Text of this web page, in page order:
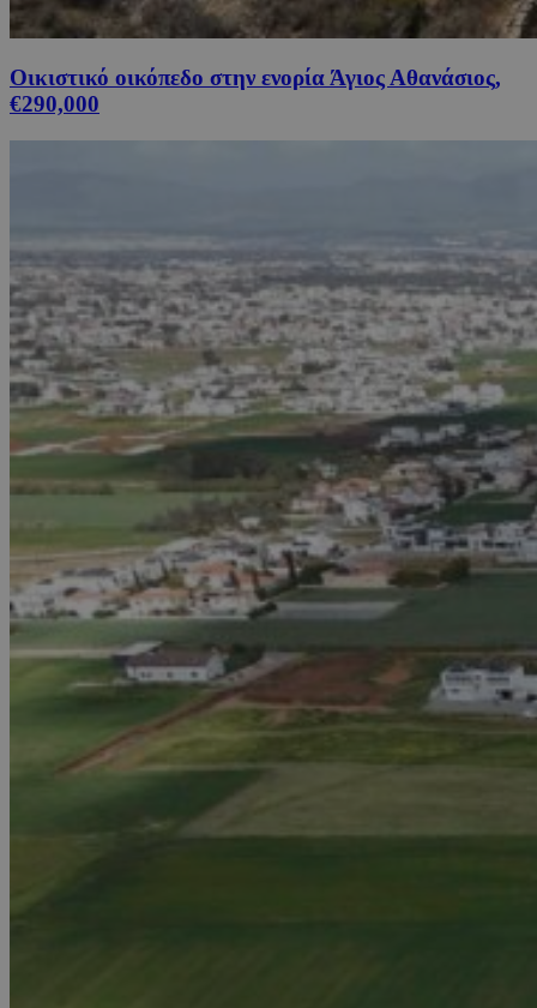
Οικιστικό οικόπεδο στην ενορία Άγιος Αθανάσιος,
€290,000